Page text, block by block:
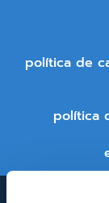
política de
política